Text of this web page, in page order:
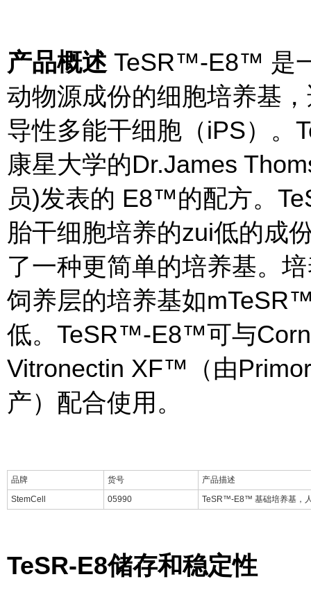
产品概述 TeSR™-E8™ 是
动物源成份的细胞培养基
导性多能干细胞（iPS）
康星大学的Dr.James
员)发表的 E8™的配方。
胎干细胞培养的zui低的成
了一种更简单的培养基。
饲养层的培养基如
低。TeSR™-E8™可与
Vitronectin XF™（由
产）配合使用。
品牌 货号
产品描述
StemCell
05990 TeSR™-E8™ 基础培养基，
TeSR-E8储存和稳定性